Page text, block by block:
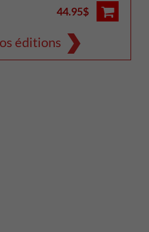
44.95$
éditions